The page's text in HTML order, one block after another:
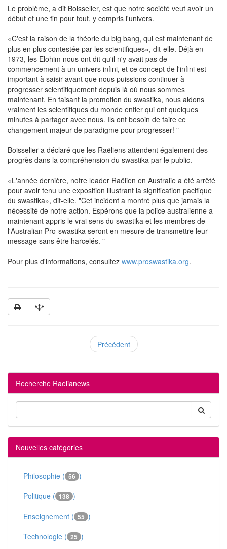
Le problème, a dit Boisselier, est que notre société veut avoir un
début et une fin pour tout, y compris l'univers.
«C'est la raison de la théorie du big bang, qui est maintenant de
plus en plus contestée par les scientifiques», dit-elle. Déjà en
1973, les Elohim nous ont dit qu'il n'y avait pas de
commencement à un univers infini, et ce concept de l'infini est
important à saisir avant que nous puissions continuer à
progresser scientifiquement depuis là où nous sommes
maintenant. En faisant la promotion du swastika, nous aidons
vraiment les scientifiques du monde entier qui ont quelques
minutes à partager avec nous. Ils ont besoin de faire ce
changement majeur de paradigme pour progresser! "
Boisselier a déclaré que les Raëliens attendent également des
progrès dans la compréhension du swastika par le public.
«L'année dernière, notre leader Raëlien en Australie a été arrêté
pour avoir tenu une exposition illustrant la signification pacifique
du swastika», dit-elle. "Cet incident a montré plus que jamais la
nécessité de notre action. Espérons que la police australienne a
maintenant appris le vrai sens du swastika et les membres de
l'Australian Pro-swastika seront en mesure de transmettre leur
message sans être harcelés. "
Pour plus d'informations, consultez www.proswastika.org.
Précédent
Recherche Raelianews
Nouvelles catégories
Philosophie ( 56 )
Politique ( 138 )
Enseignement ( 55 )
Technologie ( 25 )